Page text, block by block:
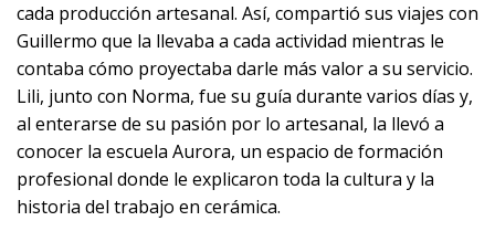
cada producción artesanal. Así, compartió sus viajes con
Guillermo que la llevaba a cada actividad mientras le
contaba cómo proyectaba darle más valor a su servicio.
Lili, junto con Norma, fue su guía durante varios días y,
al enterarse de su pasión por lo artesanal, la llevó a
conocer la escuela Aurora, un espacio de formación
profesional donde le explicaron toda la cultura y la
historia del trabajo en cerámica.